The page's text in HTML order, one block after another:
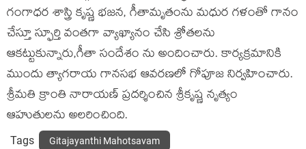
గంగాధర శాస్త్రి కృష్ణ భజన, గీతామృతంను మధుర గళంతో గానం
చేస్తూ స్ఫూర్తి వంతగా వ్యాఖ్యానం చేసి శ్రోతలను
ఆకట్టుకున్నారు,గీతా సందేశం ను అందించారు. కార్యక్రమానికి
ముందు త్యాగరాయ గానసభ ఆవరణలో గోపూజ నిర్వహించారు.
శ్రీమతి క్రాంతి నారాయణ్ ప్రదర్శించిన శ్రీకృష్ణ నృత్యం
ఆహుతులను అలరించింది.
Tags Gitajayanthi Mahotsavam